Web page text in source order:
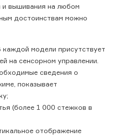
и вышивания на любом
достоинствам можно
каждой модели присутствует
на сенсорном управлении.
сведения о
показывает
(более 1 000 стежков в
отображение